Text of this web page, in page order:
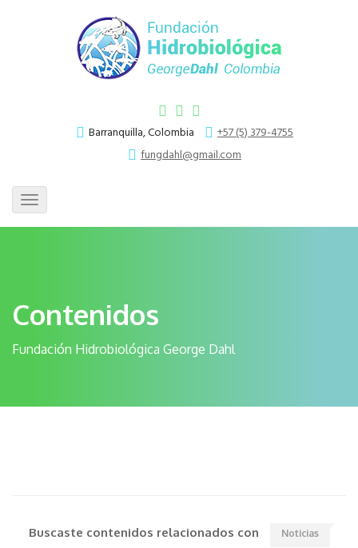
Barranquilla, Colombia
+57 (5) 379-4755
fungdahl@gmail.com
Toggle
navigation
Contenidos
Fundación Hidrobiológica George Dahl
Buscaste contenidos relacionados con Noticias